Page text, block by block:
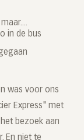
in de bus
was voor ons
Express" met
bezoek aan
En niet te